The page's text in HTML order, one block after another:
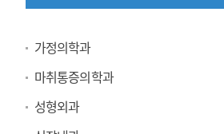
진
과
가정의학과
마취통증의학과
성형외과